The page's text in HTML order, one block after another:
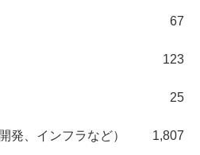
67
123
25
発、インフラなど） 1,807